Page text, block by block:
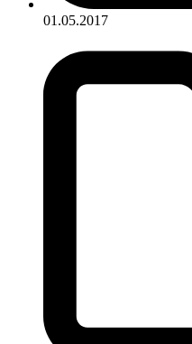
01.05.2017